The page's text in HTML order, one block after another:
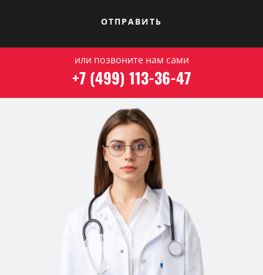
ОТПРАВИТЬ
или позвоните нам сами
+7 (499) 113-36-47